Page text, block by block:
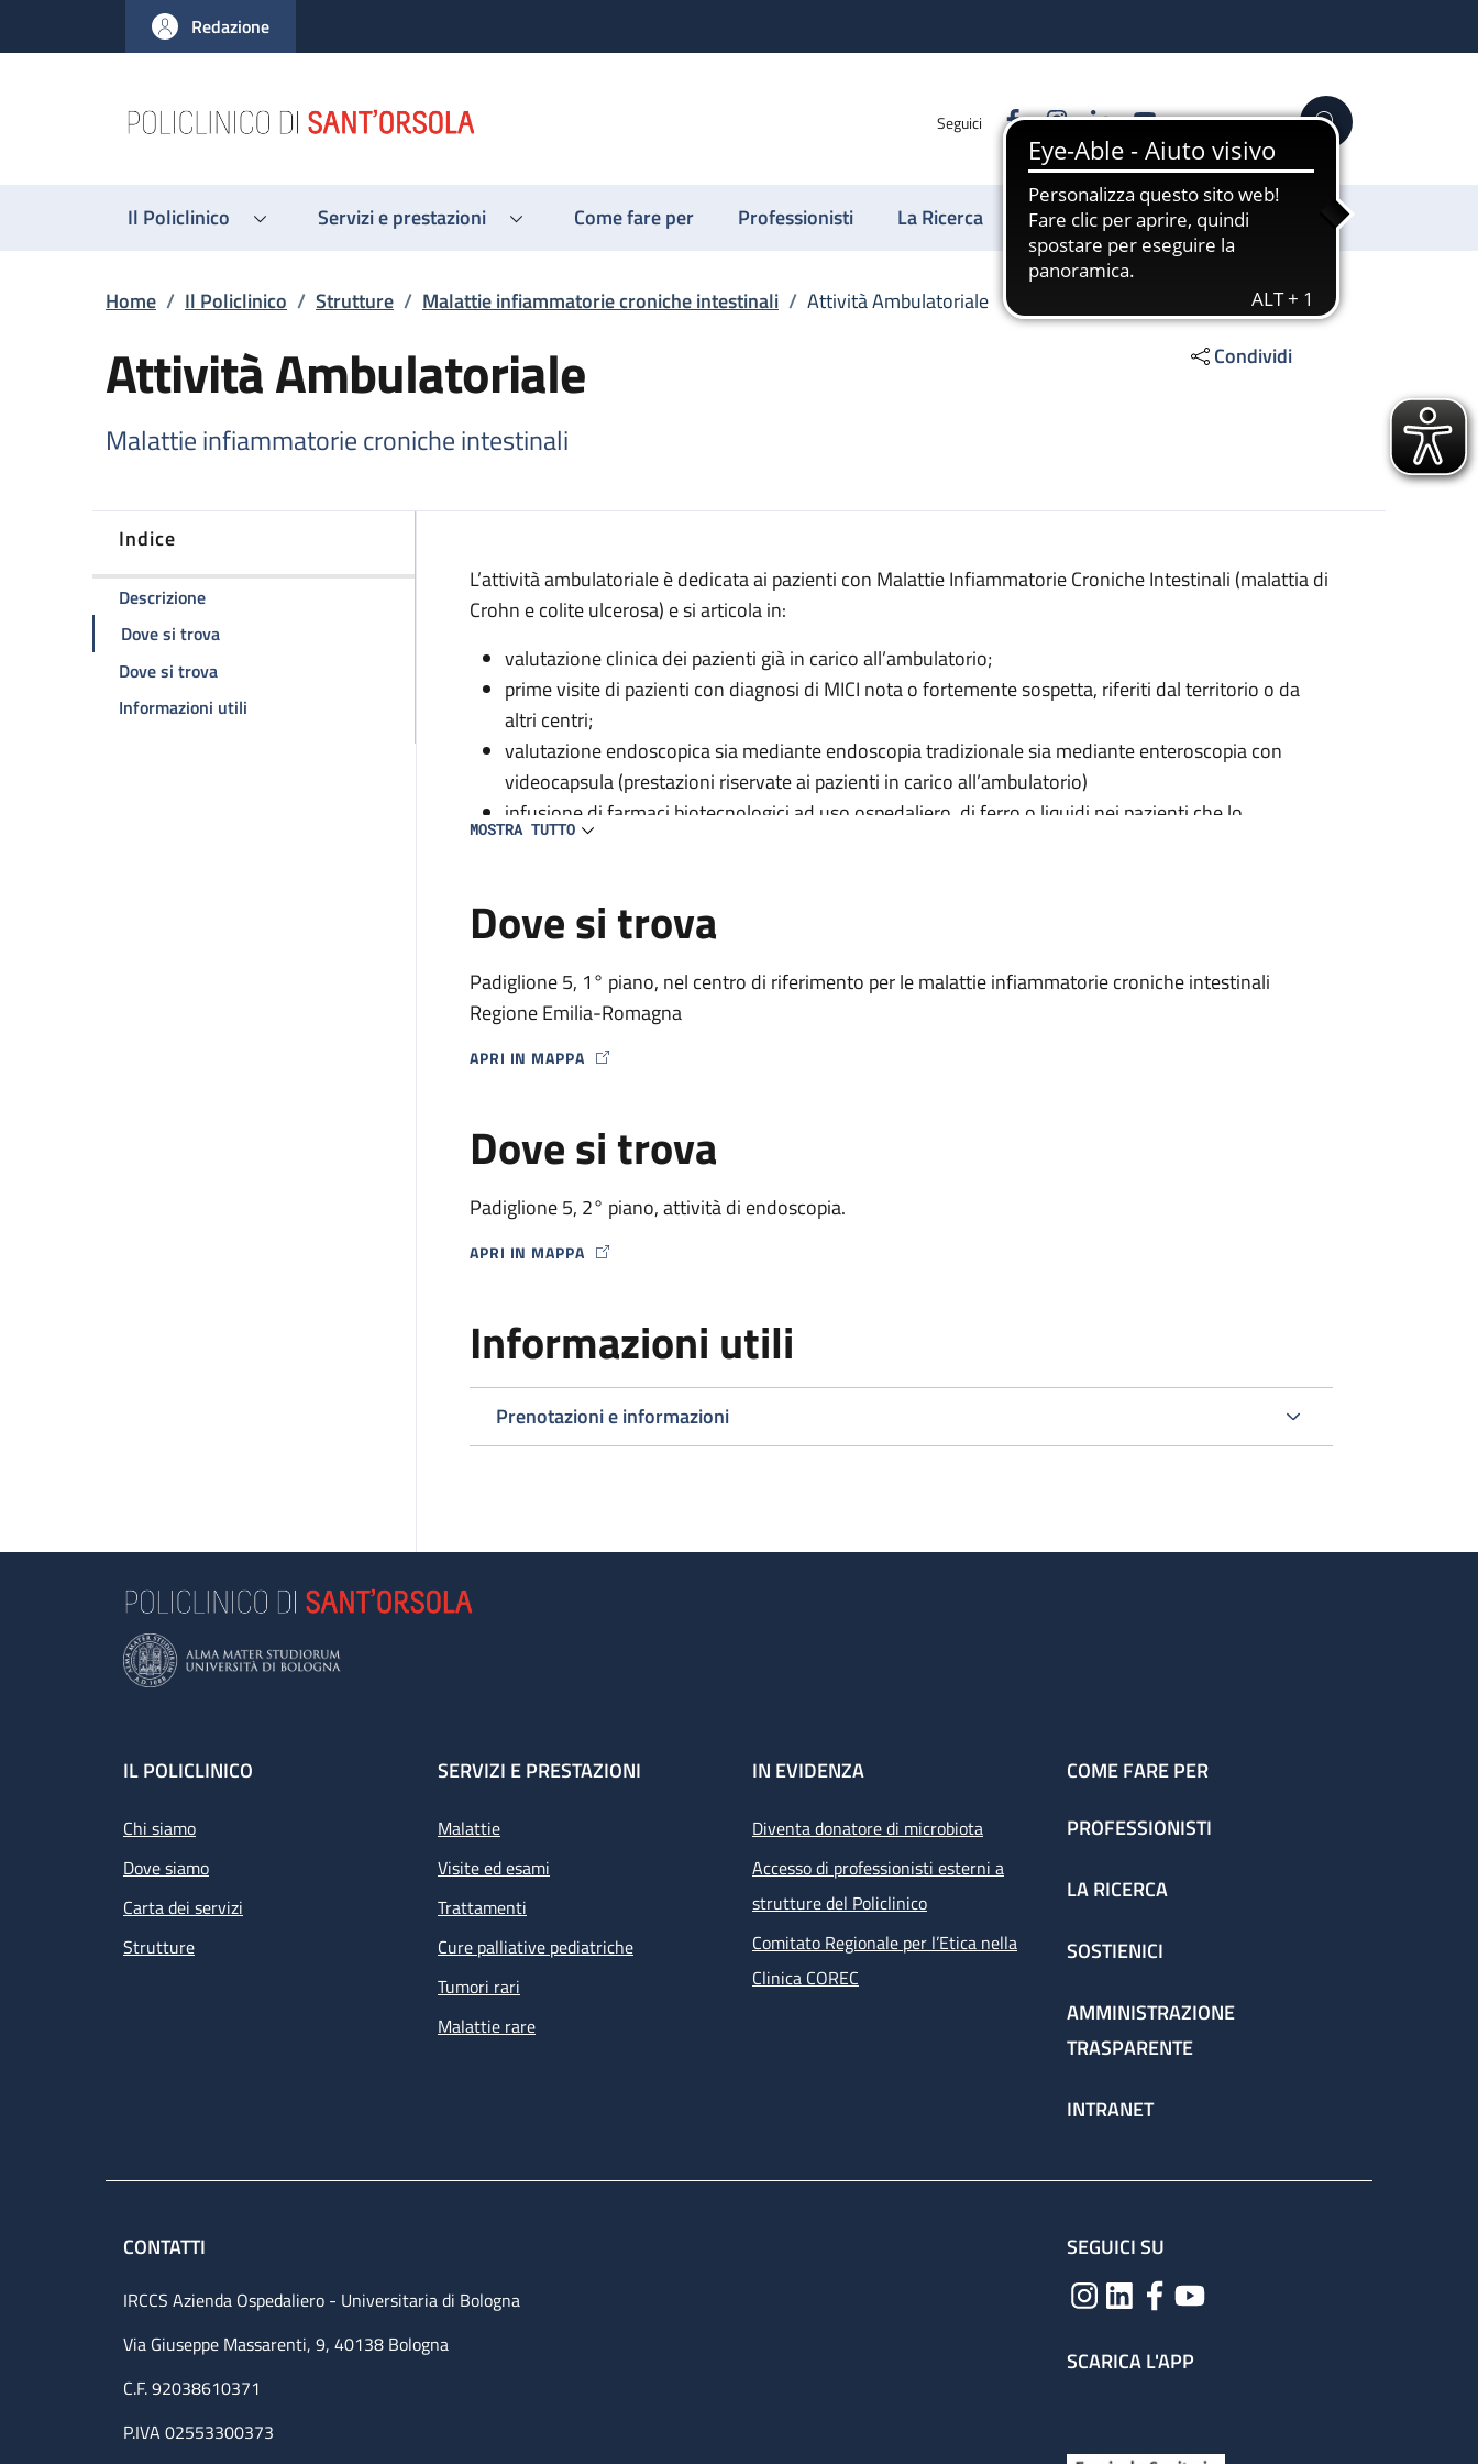
al contenuto principale
to footer content
Redazione
Seguici FacebookInstagram
LinkedinYouTube Cerca
Il Policlinico Servizi e prestazioni Come fare per Professionisti La Ricerca Sostienici
Briciole di pane
Home / Il Policlinico / Strutture / Malattie infiammatorie croniche intestinali / Attività Ambulatoriale
Attività Ambulatoriale
Malattie infiammatorie croniche intestinali
Condividi
Indice
Descrizionedella pagina Attività Ambulatoriale
Dove si trovadella pagina Attività Ambulatoriale
Dove si trovadella pagina Attività Ambulatoriale
Informazioni utili della pagina Attività Ambulatoriale
Descrizione
L’attività ambulatoriale è dedicata ai pazienti con Malattie Infiammatorie Croniche Intestinali (malattia di
Crohn e colite ulcerosa) e si articola in:
valutazione clinica dei pazienti già in carico all’ambulatorio;
prime visite di pazienti con diagnosi di MICI nota o fortemente sospetta, riferiti dal territorio o da
altri centri;
valutazione endoscopica sia mediante endoscopia tradizionale sia mediante enteroscopia con
videocapsula (prestazioni riservate ai pazienti in carico all’ambulatorio)
infusione di farmaci biotecnologici ad uso ospedaliero, di ferro o liquidi nei pazienti che lo
necessitano e su indicazione dei medici del centro.
MOSTRA TUTTO
Dove si trova
Padiglione 5, 1° piano, nel centro di riferimento per le malattie infiammatorie croniche intestinali
Regione Emilia-Romagna
APRI IN MAPPA
MAP ICON
Dove si trova
Padiglione 5, 2° piano, attività di endoscopia.
APRI IN MAPPA
MAP ICON
Informazioni utili
Prenotazioni e informazioni
Footer
IL POLICLINICO
Chi siamo
Dove siamo
Carta dei servizi
Strutture
SERVIZI E PRESTAZIONI
Malattie
Visite ed esami
Trattamenti
Cure palliative pediatriche
Tumori rari
Malattie rare
IN EVIDENZA
Diventa donatore di microbiota
Accesso di professionisti esterni a
strutture del Policlinico
Comitato Regionale per l’Etica nella
Clinica COREC
COME FARE PER
PROFESSIONISTI
LA RICERCA
SOSTIENICI
AMMINISTRAZIONE
TRASPARENTE
INTRANET
CONTATTI
IRCCS Azienda Ospedaliero - Universitaria di Bologna
Via Giuseppe Massarenti, 9, 40138 Bologna
C.F. 92038610371
P.IVA 02553300373
SEGUICI SU
SCARICA L'APP